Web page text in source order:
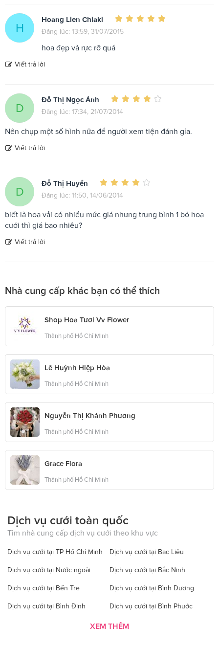
H
Hoang Lien Chiaki
Đăng lúc: 13:59, 31/07/2015
hoa đẹp và rực rỡ quá
Viết trả lời
D
Đỗ Thị Ngọc Ánh
Đăng lúc: 17:34, 21/07/2014
Nên chụp một số hình nữa để người xem tiện đánh gía.
Viết trả lời
D
Đỗ Thị Huyền
Đăng lúc: 11:50, 14/06/2014
biết là hoa vải có nhiều mức giá nhưng trung bình 1 bó hoa
cưới thì giá bao nhiêu?
Viết trả lời
Nhà cung cấp khác bạn có thể thích
Shop Hoa Tươi Vv Flower
Thành phố Hồ Chí Minh
Lê Huỳnh Hiệp Hòa
Thành phố Hồ Chí Minh
Nguyễn Thị Khánh Phương
Thành phố Hồ Chí Minh
Grace Flora
Thành phố Hồ Chí Minh
Dịch vụ cưới toàn quốc
Tìm nhà cung cấp dịch vụ cưới theo khu vực
Dịch vụ cưới tại TP Hồ Chí Minh Dịch vụ cưới tại Bạc Liêu
Dịch vụ cưới tại Nước ngoài Dịch vụ cưới tại Bắc Ninh
Dịch vụ cưới tại Bến Tre Dịch vụ cưới tại Bình Dương
Dịch vụ cưới tại Bình Định Dịch vụ cưới tại Bình Phước
Dịch vụ cưới tại Bình Thuận Dịch vụ cưới tại Cà Mau
XEM THÊM